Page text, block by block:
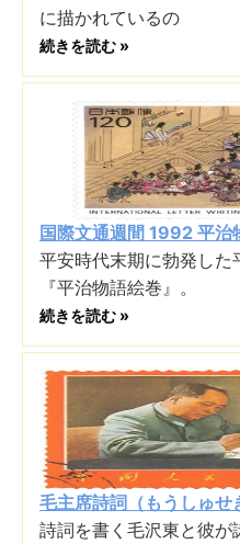
に描かれているの
続きを読む »
国際文通週間 1992 平治
平安時代末期に勃発した
『平治物語絵巻』。
続きを読む »
毛主席詩詞（もうしゅせ
詩詞を書く毛沢東と彼が